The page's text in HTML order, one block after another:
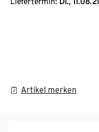
Artikel merken